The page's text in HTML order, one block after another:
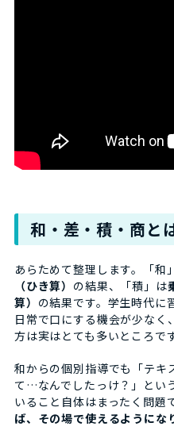
和・差・積・商と
あらためて整理します。「和
（ひき算） の結果、「積」は
算） の結果です。学生時代に
日常で口にする機会が少な
方は実はとても多いところです
和からの個別指導でも「テキ
て…なんでしたっけ？」とい
いること自体はまったく問題
ば、その場で使えるようにな